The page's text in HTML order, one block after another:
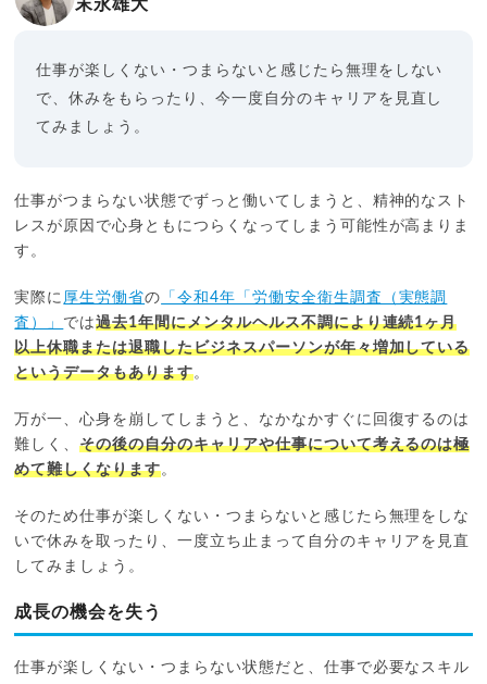
末永雄大
仕事が楽しくない・つまらないと感じたら無理をしない
で、休みをもらったり、今一度自分のキャリアを見直し
てみましょう。
仕事がつまらない状態でずっと働いてしまうと、精神的なスト
レスが原因で心身ともにつらくなってしまう可能性が高まりま
す。
実際に 厚生労働省の 「令和4年「労働安全衛生調査（実態調
査）」 では過去1年間にメンタルヘルス不調により連続1ヶ月
以上休職または退職したビジネスパーソンが年々増加している
というデータもあります。
万が一、心身を崩してしまうと、なかなかすぐに回復するのは
難しく、その後の自分のキャリアや仕事について考えるのは極
めて難しくなります。
そのため仕事が楽しくない・つまらないと感じたら無理をしな
いで休みを取ったり、一度立ち止まって自分のキャリアを見直
してみましょう。
成長の機会を失う
仕事が楽しくない・つまらない状態だと、仕事で必要なスキル